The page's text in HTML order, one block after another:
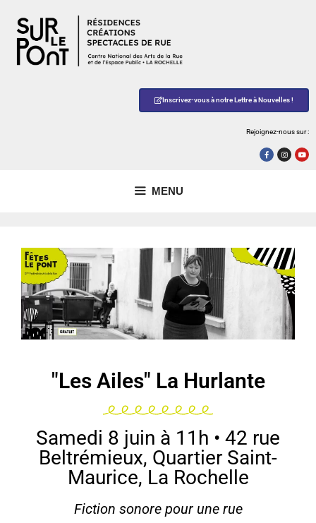
Inscrivez-vous à notre Lettre à Nouvelles !
Rejoignez-nous sur :
MENU
"Les Ailes" La Hurlante
Samedi 8 juin à 11h • 42 rue
Beltrémieux, Quartier Saint-
Maurice, La Rochelle
Fiction sonore pour une rue